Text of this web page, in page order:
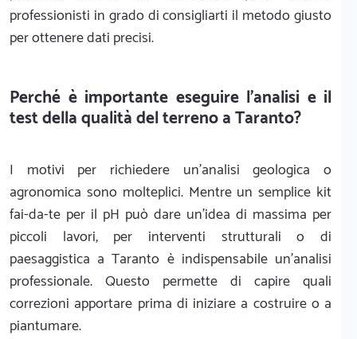
professionisti in grado di consigliarti il metodo giusto
per ottenere dati precisi.
Perché è importante eseguire l'analisi e il
test della qualità del terreno a Taranto?
I motivi per richiedere un'analisi geologica o
agronomica sono molteplici. Mentre un semplice kit
fai-da-te per il pH può dare un'idea di massima per
piccoli lavori, per interventi strutturali o di
paesaggistica a Taranto è indispensabile un'analisi
professionale. Questo permette di capire quali
correzioni apportare prima di iniziare a costruire o a
piantumare.